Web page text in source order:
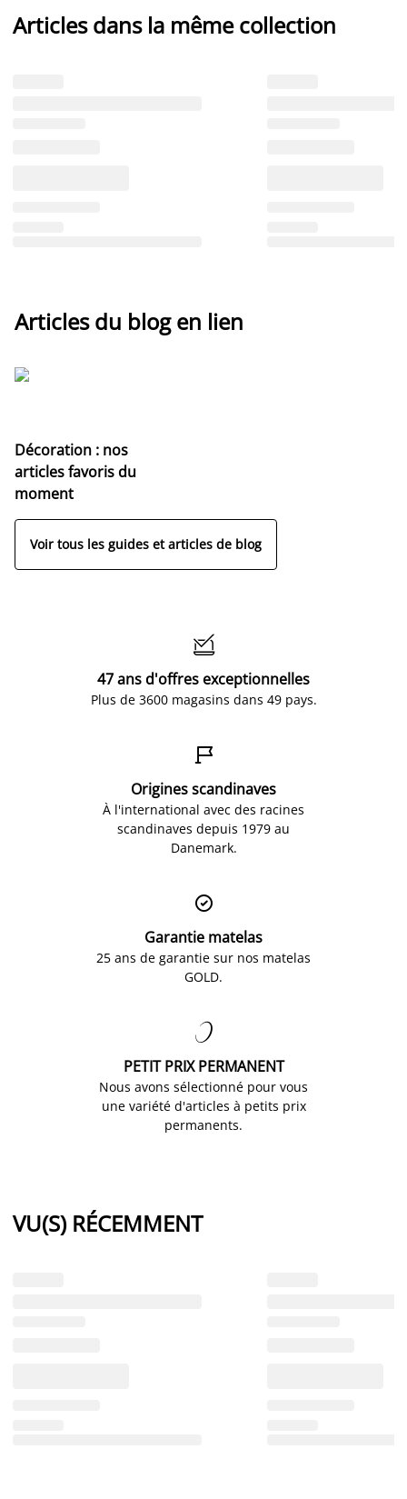
Articles dans la même collection
Articles du blog en lien
Décoration : nos
articles favoris du
moment
Voir tous les guides et articles de blog

47 ans d'offres exceptionnelles
Plus de 3600 magasins dans 49 pays.

Origines scandinaves
À l'international avec des racines
scandinaves depuis 1979 au
Danemark.

Garantie matelas
25 ans de garantie sur nos matelas
GOLD.

PETIT PRIX PERMANENT
Nous avons sélectionné pour vous
une variété d'articles à petits prix
permanents.
VU(S) RÉCEMMENT